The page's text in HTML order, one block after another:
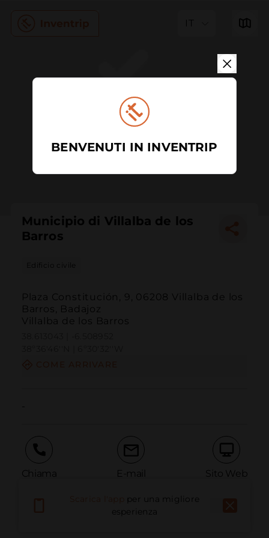
IT
Municipio di Villalba de los
Barros
Edificio civile
Plaza Constitución, 9, 06208 Villalba de los
Barros, Badajoz
Villalba de los Barros
Chiama E-mail Sito Web
Segnala problema
per una migliore
esperienza
BENVENUTI IN INVENTRIP